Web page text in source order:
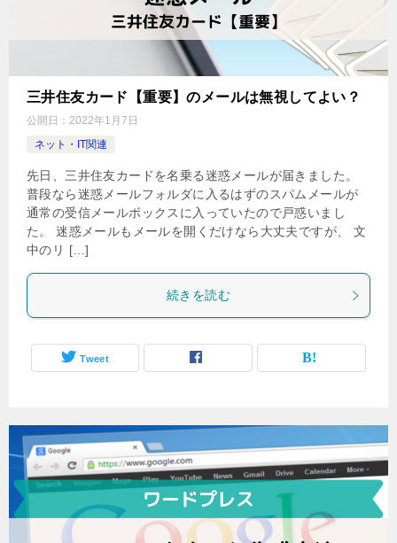
三井住友カード【重要】のメールは無視してよい？
公開日： 2022年1月7日
ネット・IT関連
先日、三井住友カードを名乗る迷惑メールが届きました。
普段なら迷惑メールフォルダに入るはずのスパムメールが
通常の受信メールボックスに入っていたので戸惑いまし
た。 迷惑メールもメールを開くだけなら大丈夫ですが、 文
中のリ […]
続きを読む
Tweet